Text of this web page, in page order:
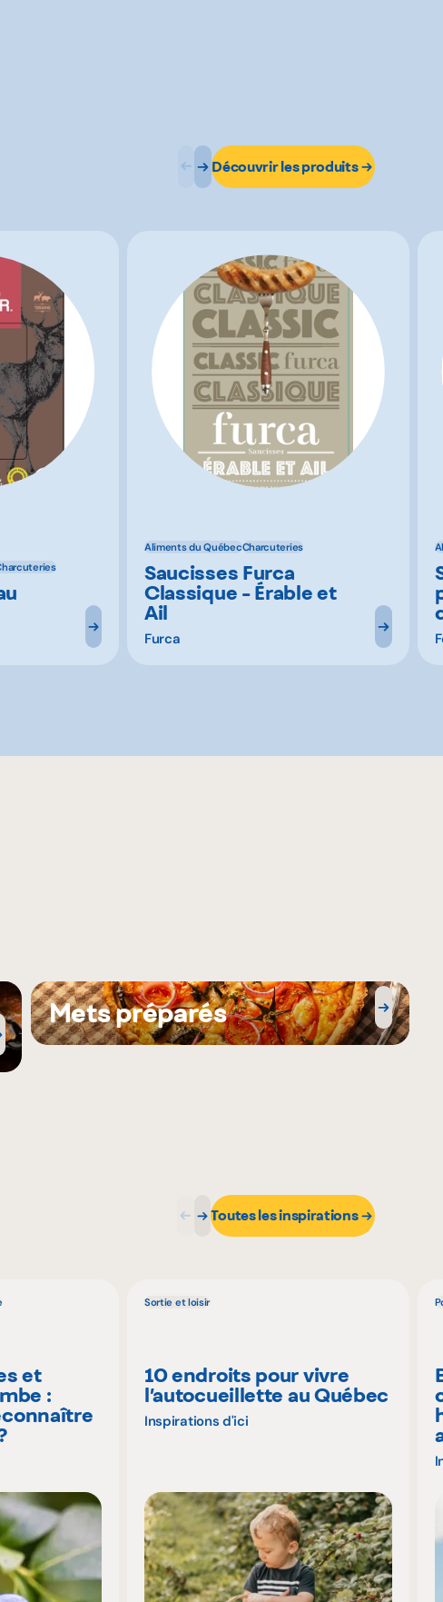
Découvrir les produits
Aliments du QuébecCharcuteries
Saucisses Furca
Classique - Érable et
Ail
Furca
Mets préparés
Toutes les inspirations
et
:
Sortie et loisir
10 endroits pour vivre
l’autocueillette au Québec
Inspirations d'ici